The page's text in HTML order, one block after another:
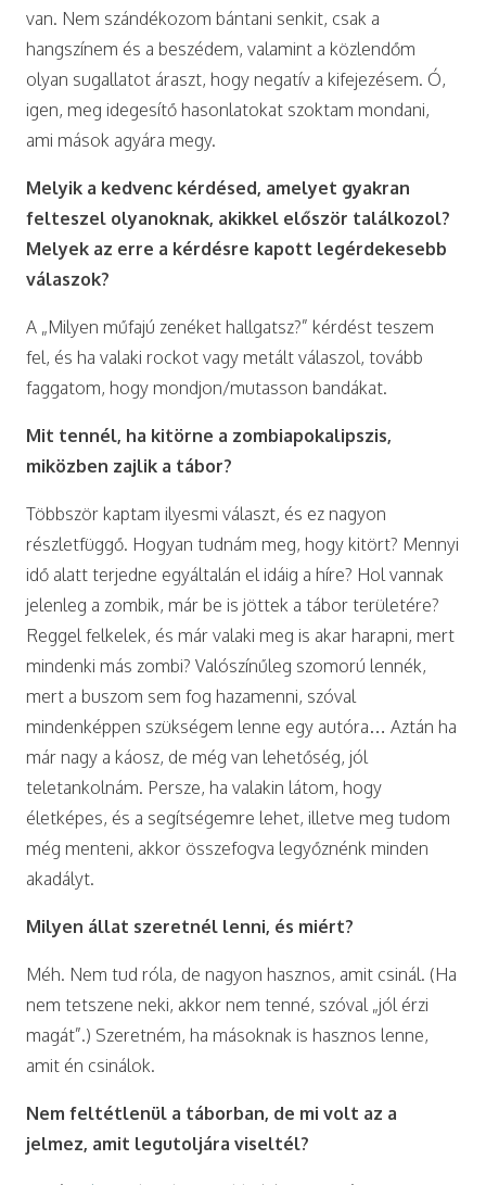
van. Nem szándékozom bántani senkit, csak a
hangszínem és a beszédem, valamint a közlendőm
olyan sugallatot áraszt, hogy negatív a kifejezésem. Ó,
igen, meg idegesítő hasonlatokat szoktam mondani,
ami mások agyára megy.
Melyik a kedvenc kérdésed, amelyet gyakran
felteszel olyanoknak, akikkel először találkozol?
Melyek az erre a kérdésre kapott legérdekesebb
válaszok?
A „Milyen műfajú zenéket hallgatsz?” kérdést teszem
fel, és ha valaki rockot vagy metált válaszol, tovább
faggatom, hogy mondjon/mutasson bandákat.
Mit tennél, ha kitörne a zombiapokalipszis,
miközben zajlik a tábor?
Többször kaptam ilyesmi választ, és ez nagyon
részletfüggő. Hogyan tudnám meg, hogy kitört? Mennyi
idő alatt terjedne egyáltalán el idáig a híre? Hol vannak
jelenleg a zombik, már be is jöttek a tábor területére?
Reggel felkelek, és már valaki meg is akar harapni, mert
mindenki más zombi? Valószínűleg szomorú lennék,
mert a buszom sem fog hazamenni, szóval
mindenképpen szükségem lenne egy autóra… Aztán ha
már nagy a káosz, de még van lehetőség, jól
teletankolnám. Persze, ha valakin látom, hogy
életképes, és a segítségemre lehet, illetve meg tudom
még menteni, akkor összefogva legyőznénk minden
akadályt.
Milyen állat szeretnél lenni, és miért?
Méh. Nem tud róla, de nagyon hasznos, amit csinál. (Ha
nem tetszene neki, akkor nem tenné, szóval „jól érzi
magát”.) Szeretném, ha másoknak is hasznos lenne,
amit én csinálok.
Nem feltétlenül a táborban, de mi volt az a
jelmez, amit legutoljára viseltél?